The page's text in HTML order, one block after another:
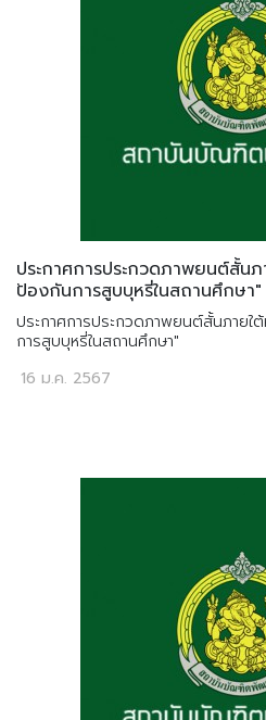
ประกาศการประกวดภาพยนต์สั้น
ป้องกันการสูบบุหรี่ในสถานศึกษา"
ประกาศการประกวดภาพยนต์สั้นภาย
การสูบบุหรี่ในสถานศึกษา"
16 ม.ค. 2567